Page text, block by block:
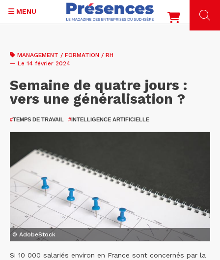
contenu
MENU
MANAGEMENT / FORMATION / RH
— Le 14 février 2024
Semaine de quatre jours :
vers une généralisation ?
#TEMPS DE TRAVAIL #INTELLIGENCE ARTIFICIELLE
© AdobeStock
Si 10 000 salariés environ en France sont concernés par la